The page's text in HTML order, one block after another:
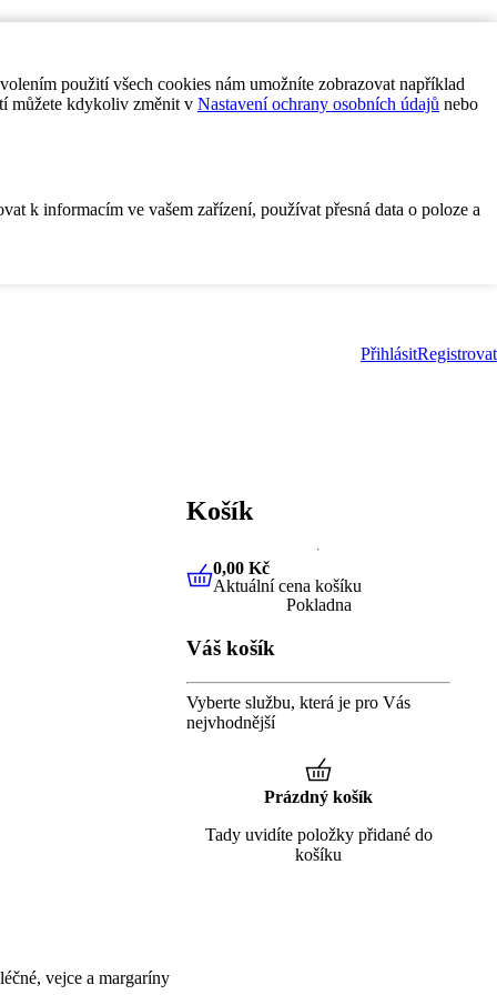
použití všech cookies nám umožníte zobrazovat například
můžete kdykoliv změnit v Nastavení ochrany osobních údajů nebo
k informacím ve vašem zařízení, používat přesná data o poloze a
PřihlásitRegistrovat
vejce a margaríny
Košík
0,00 KčAktuální cena košíku
0,00 Kč
Aktuální cena košíku
Pokladna
Váš košík
Vyberte službu, která je pro Vás
nejvhodnější
Prázdný košík
Tady uvidíte položky přidané do
košíku